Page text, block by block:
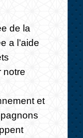
de la
a l’aide
notre
et